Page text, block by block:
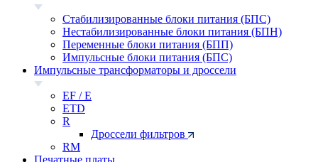
Стабилизированные блоки питания (БПС)
Нестабилизированные блоки питания (БПН)
Переменные блоки питания (БПП)
Импульсные блоки питания (БПС)
Импульсные трансформаторы и дроссели
EF / E
ETD
R
Дроссели фильтров
RM
Печатные платы